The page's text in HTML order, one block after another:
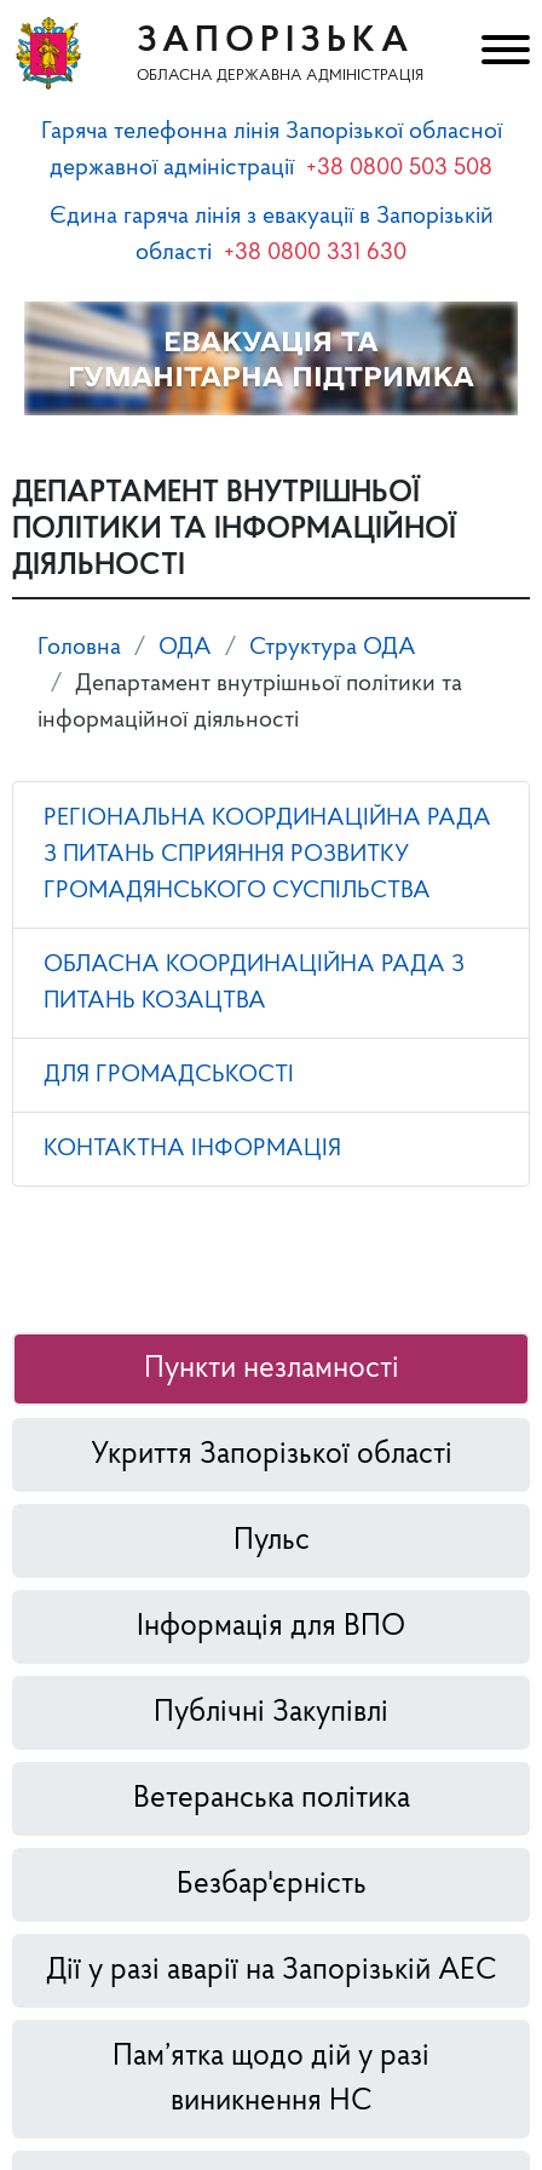
ЗАПОРІЗЬКА
ОБЛАСНА ДЕРЖАВНА АДМІНІСТРАЦІЯ
Гаряча телефонна лінія Запорізької обласної
державної адміністрації +38 0800 503 508
Єдина гаряча лінія з евакуації в Запорізькій
області +38 0800 331 630
ДЕПАРТАМЕНТ ВНУТРІШНЬОЇ
ПОЛІТИКИ ТА ІНФОРМАЦІЙНОЇ
ДІЯЛЬНОСТІ
Головна ОДА
Структура ОДА
Департамент внутрішньої політики та
інформаційної діяльності
РЕГІОНАЛЬНА КООРДИНАЦІЙНА РАДА
З ПИТАНЬ СПРИЯННЯ РОЗВИТКУ
ГРОМАДЯНСЬКОГО СУСПІЛЬСТВА
ОБЛАСНА КООРДИНАЦІЙНА РАДА З
ПИТАНЬ КОЗАЦТВА
ДЛЯ ГРОМАДСЬКОСТІ
КОНТАКТНА ІНФОРМАЦІЯ
Пункти незламності
Укриття Запорізької області
Пульс
Інформація для ВПО
Публічні Закупівлі
Ветеранська політика
Безбар'єрність
Дії у разі аварії на Запорізькій АЕС
Пам’ятка щодо дій у разі
виникнення НС